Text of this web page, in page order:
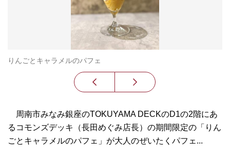
りんごとキャラメルのパフェ
周南市みなみ銀座のTOKUYAMA DECKのD1の2階にあ
るコモンズデッキ（長田めぐみ店長）の期間限定の「りん
ごとキャラメルのパフェ」が大人のぜいたくパフェ...